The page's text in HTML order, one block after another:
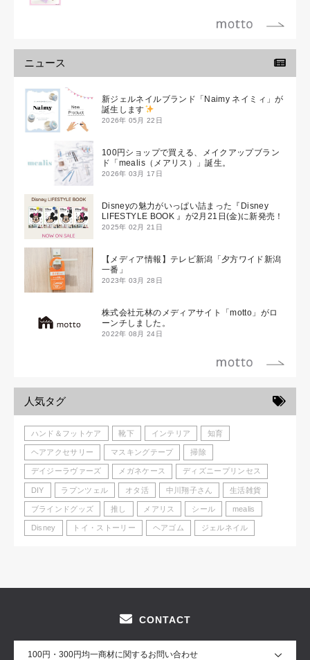
ニュース
新ジェルネイルブランド「Naimy ネイミィ」が
誕生します
2026年 05月 22日
100円ショップで買える、メイクアップブラン
ド「mealis（メアリス）」誕生。
2026年 03月 17日
Disneyの魅力がいっぱい詰まった『Disney
LIFESTYLE BOOK 』が2月21日(金)に新発売！
2025年 02月 21日
【メディア情報】テレビ新潟「夕方ワイド新潟
一番」
2023年 03月 28日
株式会社元林のメディアサイト「motto」がロ
ーンチしました。
2022年 08月 24日
人気タグ
ハンド＆フットケア 靴下 インテリア 知育
ヘアアクセサリー マスキングテープ 掃除
デイジーラヴァーズ メガネケース ディズニープリンセス
DIY ラプンツェル オタ活 中川翔子さん 生活雑貨
ブラインドグッズ 推し メアリス シール mealis
Disney トイ・ストーリー ヘアゴム ジェルネイル
CONTACT
100円・300円均一商材に関するお問い合わせ